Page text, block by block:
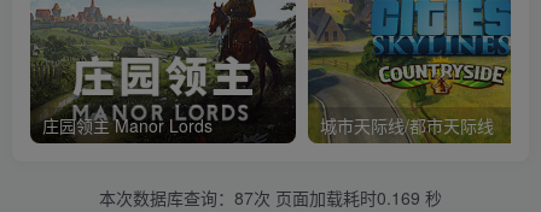
庄园领主 Manor Lords 城市天际线/都市天际线
本次数据库查询：87次 页面加载耗时0.169 秒